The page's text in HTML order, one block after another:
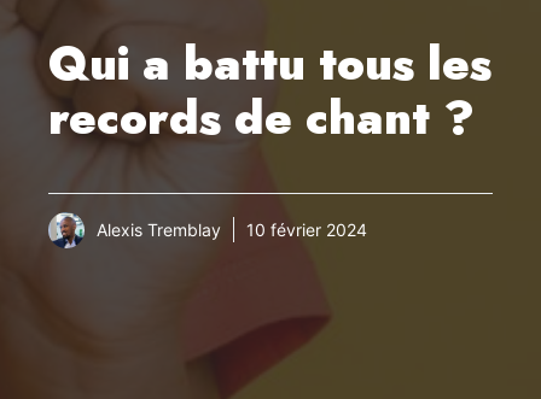
Qui a battu tous les
records de chant ?
Alexis Tremblay 10 février 2024